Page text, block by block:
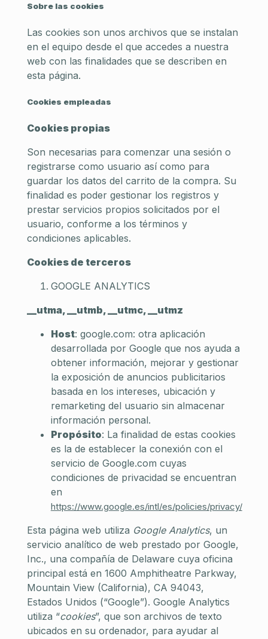
Sobre las cookies
Las cookies son unos archivos que se instalan
en el equipo desde el que accedes a nuestra
web con las finalidades que se describen en
esta página.
Cookies empleadas
Cookies propias
Son necesarias para comenzar una sesión o
registrarse como usuario así como para
guardar los datos del carrito de la compra. Su
finalidad es poder gestionar los registros y
prestar servicios propios solicitados por el
usuario, conforme a los términos y
condiciones aplicables.
Cookies de terceros
GOOGLE ANALYTICS
__utma, __utmb, __utmc, __utmz
Host: google.com: otra aplicación
desarrollada por Google que nos ayuda a
obtener información, mejorar y gestionar
la exposición de anuncios publicitarios
basada en los intereses, ubicación y
remarketing del usuario sin almacenar
información personal.
Propósito: La finalidad de estas cookies
es la de establecer la conexión con el
servicio de Google.com cuyas
condiciones de privacidad se encuentran
en
https://www.google.es/intl/es/policies/privacy/
Esta página web utiliza Google Analytics, un
servicio analítico de web prestado por Google,
Inc., una compañía de Delaware cuya oficina
principal está en 1600 Amphitheatre Parkway,
Mountain View (California), CA 94043,
Estados Unidos (“Google”). Google Analytics
utiliza “cookies”, que son archivos de texto
ubicados en su ordenador, para ayudar al